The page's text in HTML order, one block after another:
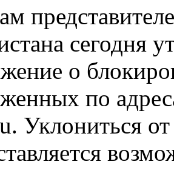
сегодня
о
по
Уклониться